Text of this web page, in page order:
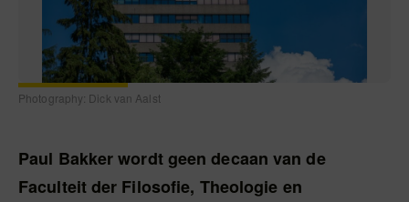
Photography: Dick van Aalst
Paul Bakker wordt geen decaan van de
Faculteit der Filosofie, Theologie en